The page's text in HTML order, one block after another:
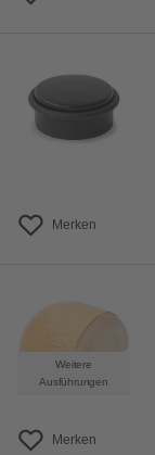
Merken
Weitere
Ausführungen
Merken